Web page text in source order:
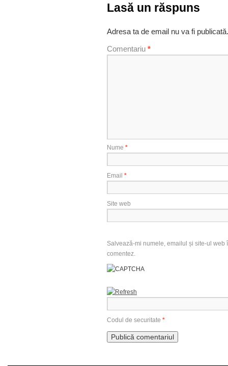
Lasă un răspuns
Adresa ta de email nu va fi publicată.
Comentariu *
Nume *
Email *
Site web
Salvează-mi numele, emailul și site-ul
comentez.
Codul de securitate *